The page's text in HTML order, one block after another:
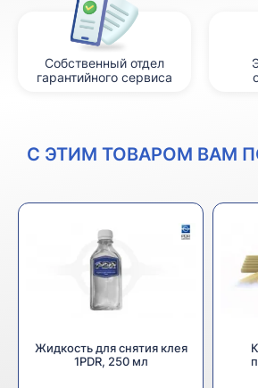
Собственный отдел
гарантийного сервиса
С ЭТИМ ТОВАРОМ ВАМ
Жидкость для снятия клея
1PDR, 250 мл